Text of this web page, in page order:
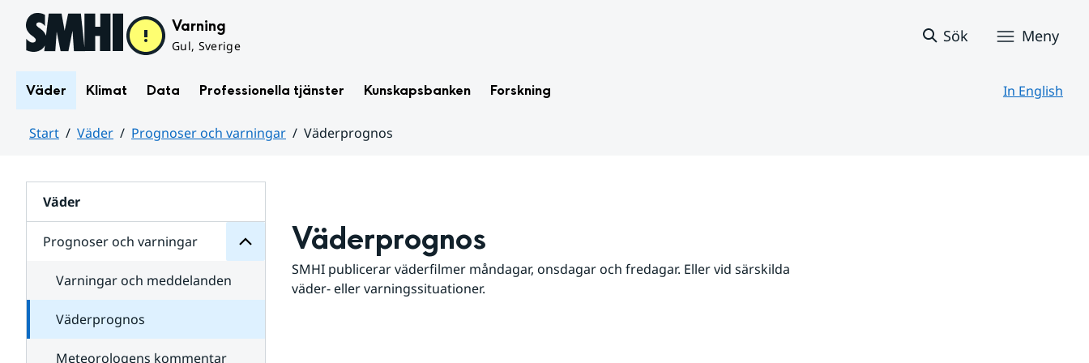
Hoppa till sidans innehåll Varning
Gul, Sverige
Sök Meny
Väder Klimat Data Professionella tjänster Kunskapsbanken Forskning In English
Start Väder Prognoser och varningar
Väderprognos
Väder
Prognoser och varningar
för
varningar
Varningar och meddelanden
Väderprognos
Meteorologens kommentar
Väderprognos
SMHI publicerar väderfilmer måndagar, onsdagar och fredagar. Eller vid särskilda
väder- eller varningssituationer.